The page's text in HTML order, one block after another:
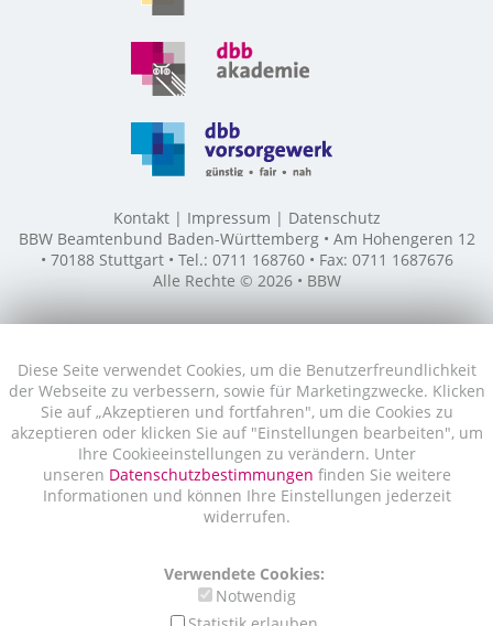
Diese Seite verwendet Cookies, um die Benutzerfreundlichkeit
der Webseite zu verbessern, sowie für Marketingzwecke. Klicken
Sie auf „Akzeptieren und fortfahren", um die Cookies zu
akzeptieren oder klicken Sie auf "Einstellungen bearbeiten", um
Ihre Cookieeinstellungen zu verändern. Unter
unseren Datenschutzbestimmungen finden Sie weitere
Informationen und können Ihre Einstellungen jederzeit
widerrufen.
Verwendete Cookies:
Notwendig
Kontakt Impressum
Datenschutz
BBW Beamtenbund Baden-Württemberg • Am Hohengeren 12
• 70188 Stuttgart • Tel.: 0711 168760 • Fax: 0711 1687676
Alle Rechte © 2026 • BBW